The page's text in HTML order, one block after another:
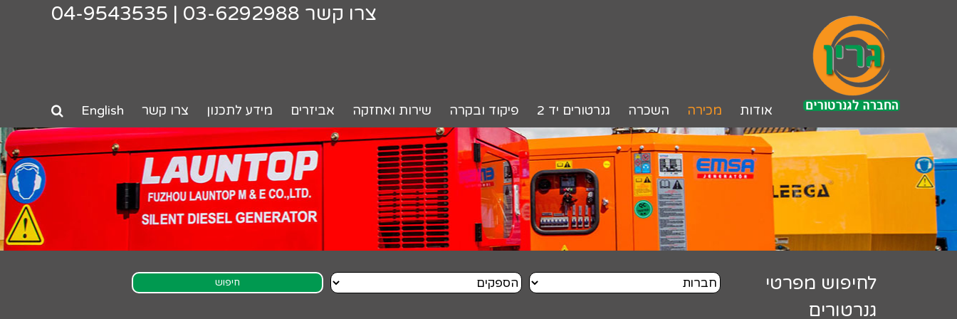
צרו קשר 04-9543535 | 03-6292988
אודות מכירה השכרה גנרטורים יד 2 פיקוד ובקרה שירות ואחזקה אביזרים מידע לתכנון צרו קשר English
לחיפוש מפרטי
גנרטורים